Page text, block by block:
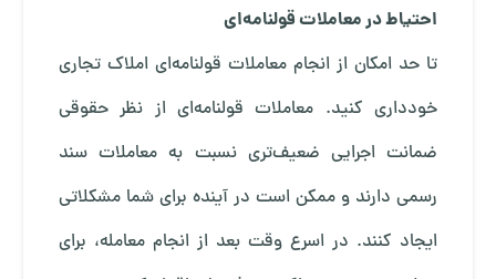
احتیاط در معاملات قولنامه‌ای
تا حد امکان از انجام معاملات قولنامه‌ای املاک تجاری
خودداری کنید. معاملات قولنامه‌ای از نظر حقوقی
ضمانت اجرایی ضعیف‌تری نسبت به معاملات سند
رسمی دارند و ممکن است در آینده برای شما مشکلاتی
ایجاد کنند. در اسرع وقت بعد از انجام معامله، برای